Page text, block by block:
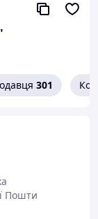
діаметр
см.
301
Пошти